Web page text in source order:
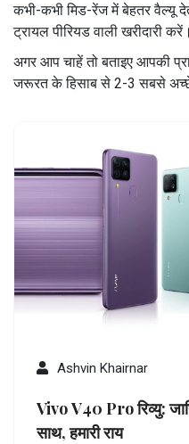
कभी-कभी मिड-रेंज में बेहतर वैल्यू
ट्रायल पीरियड वाली खरीदारी करें।
अगर आप चाहें तो बताइए आपकी
जरूरत के हिसाब से 2-3 सबसे
Ashvin Khairnar
Vivo V40 Pro रिव्यु:
साथ, हमारी राय